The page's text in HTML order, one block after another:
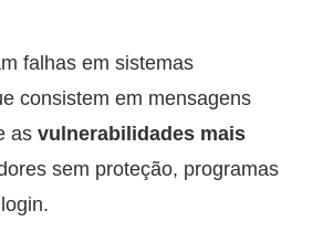
falhas em sistemas
consistem em mensagens
as vulnerabilidades mais
sem proteção, programas